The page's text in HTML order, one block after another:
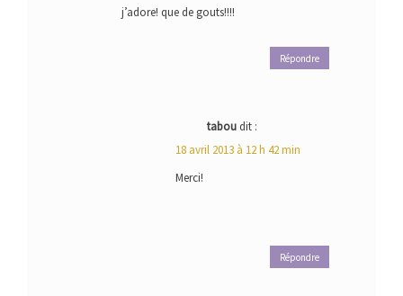
j’adore! que de gouts!!!!
Répondre
tabou dit :
18 avril 2013 à 12 h 42 min
Merci!
Répondre